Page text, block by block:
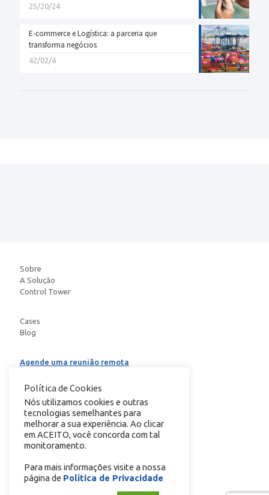
25/20/24
E-commerce e Logística: a parceria que
transforma negócios
42/02/4
Sobre
A Solução
Control Tower
Cases
Blog
Agende uma reunião remota
conheça nosso
Copyright © 2024 Todos os direitos reservados.
Política de Cookies
Nós utilizamos cookies e outras
tecnologias semelhantes para
melhorar a sua experiência. Ao clicar
em ACEITO, você concorda com tal
monitoramento.
Para mais informações visite a nossa
página de Política de Privacidade